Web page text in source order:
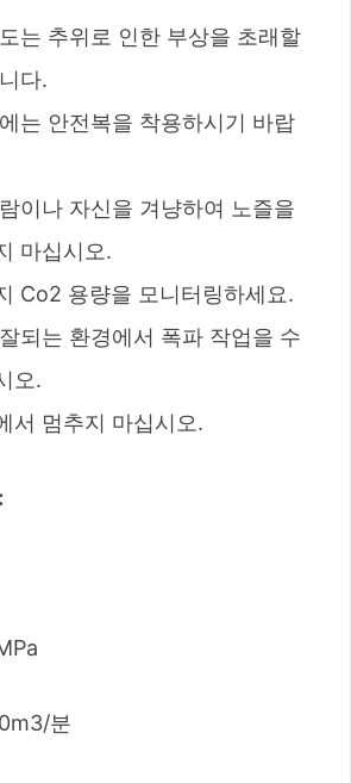
는 추위로 인한 부상을 초래할
다.
는 안전복을 착용하시기 바랍
이나 자신을 겨냥하여 노즐을
마십시오.
Co2 용량을 모니터링하세요.
되는 환경에서 폭파 작업을 수
오.
서 멈추지 마십시오.
:
분